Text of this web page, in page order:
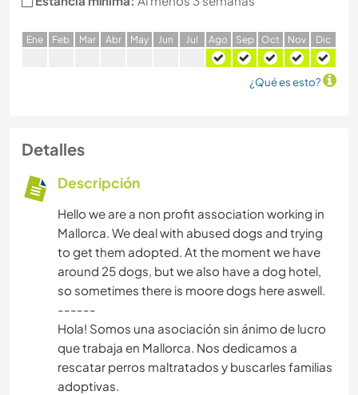
Ene Feb Mar Abr May Jun Jul Ago Sep Oct Nov Dic
¿Qué es esto?
Detalles
Descripción
Hello we are a non profit association working in
Mallorca. We deal with abused dogs and trying
to get them adopted. At the moment we have
around 25 dogs, but we also have a dog hotel,
so sometimes there is moore dogs here aswell.
------
Hola! Somos una asociación sin ánimo de lucro
que trabaja en Mallorca. Nos dedicamos a
rescatar perros maltratados y buscarles familias
adoptivas.